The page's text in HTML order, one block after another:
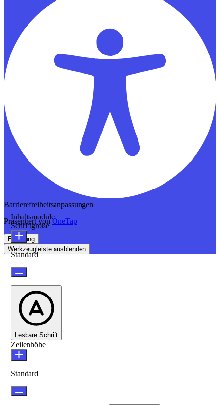
Barrierefreiheitsanpassungen
Präsentiert vonOneTap
Erklärung
Werkzeugleiste ausblenden
Inhaltsmodule
Schriftgröße
Standard
Lesbare Schrift
Zeilenhöhe
Standard